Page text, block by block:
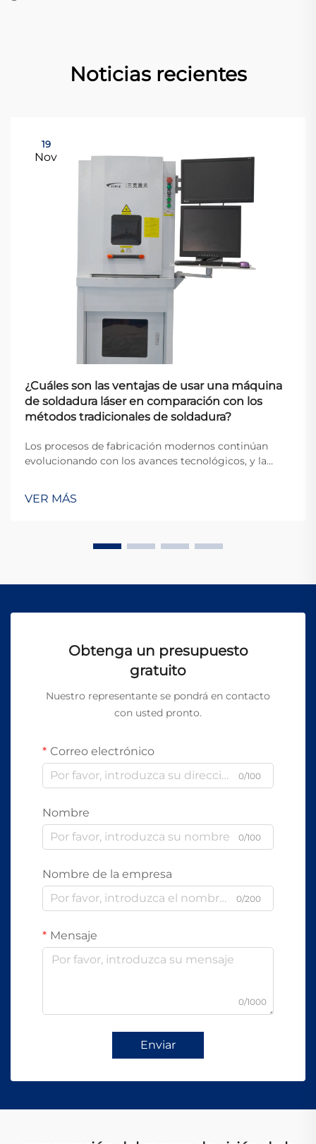
Noticias recientes
19
Nov
¿Cuáles son las ventajas de usar una máquina
de soldadura láser en comparación con los
métodos tradicionales de soldadura?
Los procesos de fabricación modernos continúan
evolucionando con los avances tecnológicos, y la
de esta transformación. Entre los desarrollos más
importantes en los últimos años está la aparición de
aplicaciones en sectores de alta exigencia como la
VER MÁS
Obtenga un presupuesto
gratuito
Nuestro representante se pondrá en contacto
con usted pronto.
Correo electrónico
0/100
Nombre
0/100
Nombre de la empresa
0/200
Mensaje
0/1000
Enviar